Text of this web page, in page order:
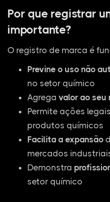
Por que registrar
importante?
O registro de marca é
Previne o uso não
no setor químico
Agrega valor ao seu
Permite ações
produtos químicos
Facilita a expansão
mercados
Demonstra
setor químico